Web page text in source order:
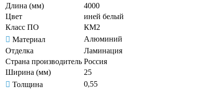
Длина (мм)
4000
Цвет
иней белый
Класс ПО
КМ2
Материал
Алюминий
Отделка
Ламинация
Страна производитель Россия
Ширина (мм)
25
Толщина
0,55